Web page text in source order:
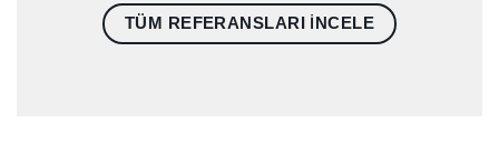
TÜM REFERANSLARI INCELE